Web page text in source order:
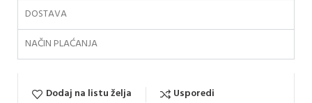
DOSTAVA
NAČIN PLAĆANJA
Dodaj na listu želja Usporedi